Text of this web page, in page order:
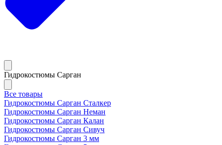
Гидрокостюмы Сарган
Все товары
Гидрокостюмы Сарган Сталкер
Гидрокостюмы Сарган Неман
Гидрокостюмы Сарган Калан
Гидрокостюмы Сарган Сивуч
Гидрокостюмы Сарган 3 мм